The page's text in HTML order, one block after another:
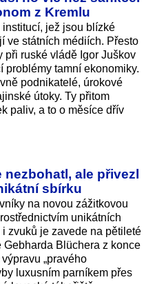
z Kremlu
jež jsou blízké
ve státních médiích. Přesto
při ruské vládě Igor Juškov
problémy tamní ekonomiky.
podnikatelé, úrokové
útoky. Ty přitom
paliv, a to o měsíce dřív
nezbohatl, ale přivezl
sbírku
na novou zážitkovou
unikátních
zvuků je zavede na pětileté
Blüchera z konce
„pravého
luxusním parníkem přes